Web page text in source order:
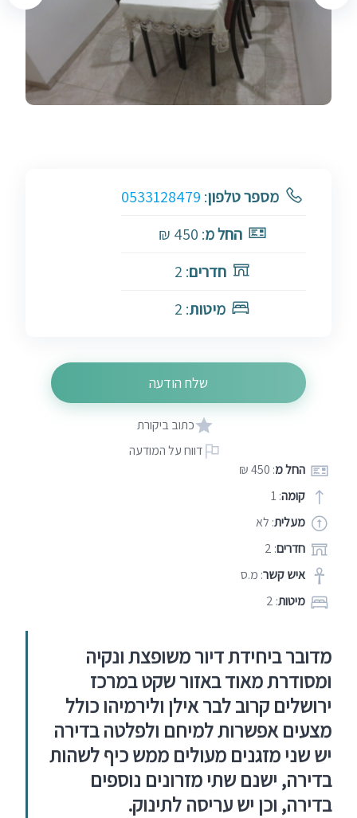
החל מ: 450 ₪
קומה: 1
מעלית: לא
חדרים: 2
איש קשר: מ.ס
מיטות: 2
מדובר ביחידת דיור משופצת ונקיה
ומסודרת מאוד באזור שקט במרכז
ירושלים קרוב לבר אילן ולירמיהו כולל
מצעים אפשרות למיחם ולפלטה בדירה
יש שני מזגנים מעולים ממש כיף לשהות
בדירה, ישנם שתי מזרונים נוספים
בדירה, וכן יש עריסה לתינוק.
מספר טלפון:
0533128479
החל מ: 450 ₪
חדרים: 2
מיטות: 2
שלח הודעה
כתוב ביקורת
דווח על המודעה